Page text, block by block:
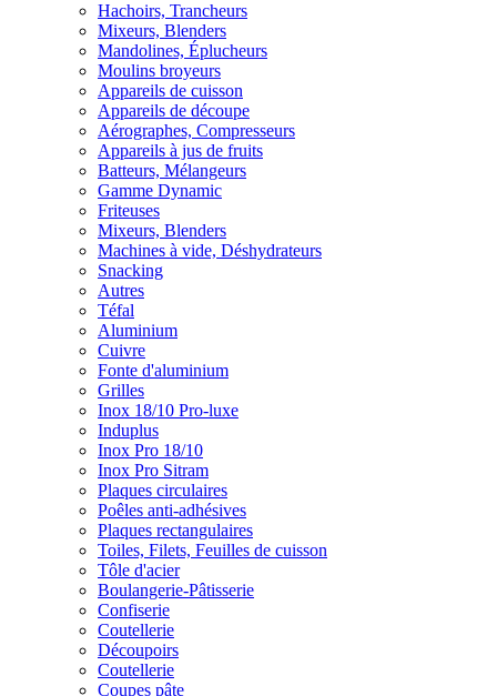
Hachoirs, Trancheurs
Mixeurs, Blenders
Mandolines, Éplucheurs
Moulins broyeurs
Appareils de cuisson
Appareils de découpe
Aérographes, Compresseurs
Appareils à jus de fruits
Batteurs, Mélangeurs
Gamme Dynamic
Friteuses
Mixeurs, Blenders
Machines à vide, Déshydrateurs
Snacking
Autres
Téfal
Aluminium
Cuivre
Fonte d'aluminium
Grilles
Inox 18/10 Pro-luxe
Induplus
Inox Pro 18/10
Inox Pro Sitram
Plaques circulaires
Poêles anti-adhésives
Plaques rectangulaires
Toiles, Filets, Feuilles de cuisson
Tôle d'acier
Boulangerie-Pâtisserie
Confiserie
Coutellerie
Découpoirs
Coutellerie
Coupes pâte